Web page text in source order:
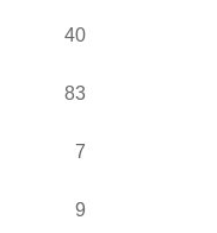
40
83
7
9